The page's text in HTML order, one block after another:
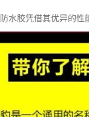
水胶凭借其优异的性